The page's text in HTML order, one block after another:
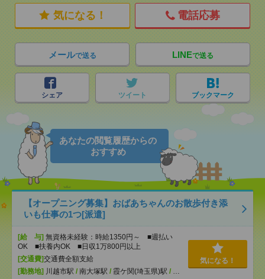
気になる！ 電話応募
メールで送る LINEで送る
シェア ツイート ブックマーク
あなたの閲覧履歴からの
おすすめ
【オープニング募集】おばあちゃんのお散歩付き添
いも仕事の1つ[派遣]
[給 与] 無資格未経験：時給1350円～ ■週払い
OK ■扶養内OK ■日収1万800円以上
[交通費]交通費全額支給
[勤務地] 川越市駅 / 南大塚駅 / 霞ケ関(埼玉県)駅 / …
気になる！